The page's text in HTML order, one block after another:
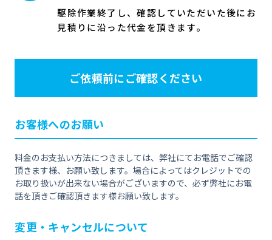
駆除作業終了し、確認していただいた後にお
見積りに沿った代金を頂きます。
ご依頼前にご確認ください
お客様へのお願い
料金のお支払い方法につきましては、弊社にてお電話でご確認
頂きます様、お願い致します。場合によってはクレジットでの
お取り扱いが出来ない場合がございますので、必ず弊社にお電
話を頂きご確認頂きます様お願い致します。
変更・キャンセルについて